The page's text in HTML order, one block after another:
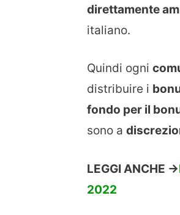
direttamente
italiano.
Quindi ogni
distribuire i
fondo per il
sono a
LEGGI ANCHE ->
2022